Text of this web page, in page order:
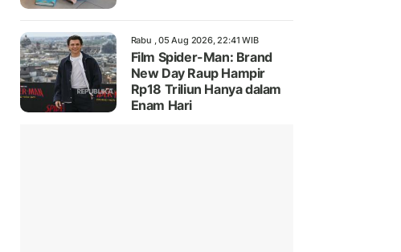
Rabu , 05 Aug 2026, 22:41 WIB
Film Spider-Man: Brand
New Day Raup Hampir
Rp18 Triliun Hanya dalam
Enam Hari